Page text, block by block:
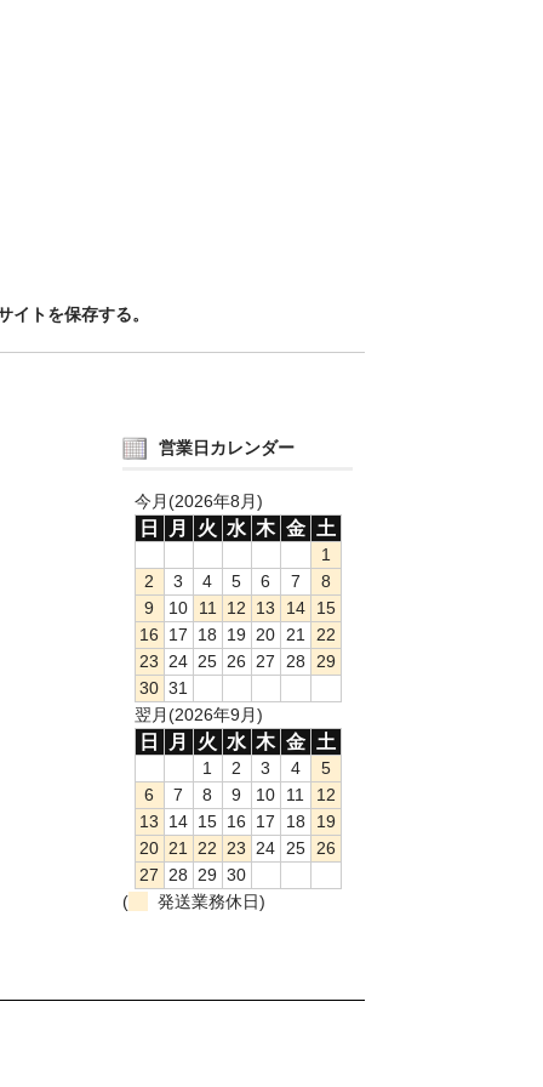
トを保存する。
営業日カレンダー
今月(2026年8月)
日 月 火 水 木 金 土
1
2
3 4 5 6 7
8
9
10 11 12 13 14
15
16
17 18 19 20 21
22
23
24 25 26 27 28
29
30 31
翌月(2026年9月)
日 月 火 水 木 金 土
1 2 3 4
5
6
7 8 9 10 11
12
13
14 15 16 17 18
19
20 21 22 23 24 25
26
27
28 29 30
(
発送業務休日)